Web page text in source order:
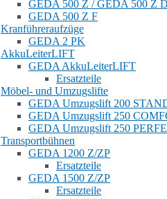
GEDA 500 Z / GEDA 500 Z
GEDA 500 Z F
Kranführeraufzüge
GEDA 2 PK
AkkuLeiterLIFT
GEDA AkkuLeiterLIFT
Ersatzteile
Möbel- und Umzugslifte
GEDA Umzugslift 200
GEDA Umzugslift 250
GEDA Umzugslift 250
Transportbühnen
GEDA 1200 Z/ZP
Ersatzteile
GEDA 1500 Z/ZP
Ersatzteile